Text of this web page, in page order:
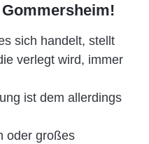
sich handelt, stellt
verlegt wird, immer
ist dem allerdings
oder großes